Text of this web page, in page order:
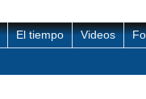
El tiempo Videos